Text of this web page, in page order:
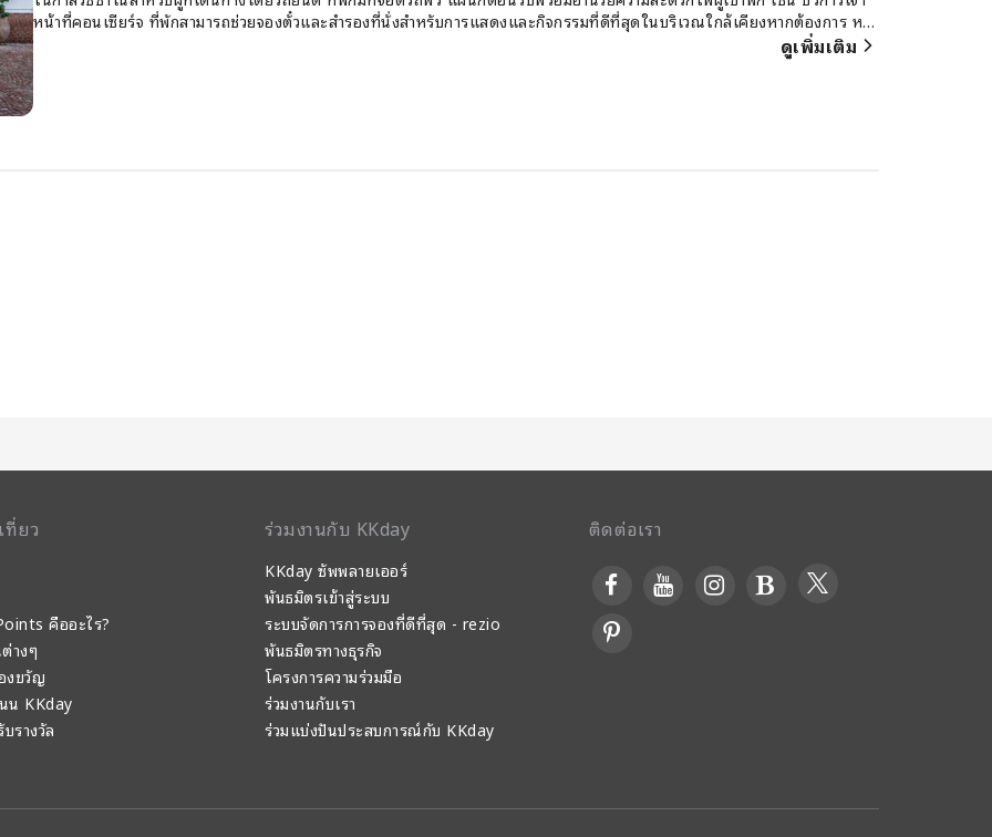
หน้าที่คอนเซียร์จ ที่พักสามารถช่วยจองตั๋วและสำรองที่นั่งสำหรับการแสดงและกิจกรรมที่ดีที่สุดในบริเวณใกล้เคียงหากต้องการ หาก
เข้าพักเป็นเวลานานหรือมีความจำเป็น ที่พักมีบริการซักรีดเพื่อให้ชุดเดินทางของคุณสะอาดพร้อมใช้งาน อยากผ่อนคลาย? ใช้เวลา
พักผ่อนให้คุ้มค่าที่สุดที่ Hotel Ristorante Donato S.R.L. ซึ่งมีบริการอำนวยความสะดวกที่สะดวกสบาย เช่น รูมเซอร์วิสเพื่อสุข
ดูเพิ่มเติม
ที่ยว
คืออะไร?
างๆ
งขวัญ
น KKday
รางวัล
ร่วมงานกับ KKday
KKday ซัพพลายเออร์
พันธมิตรเข้าสู่ระบบ
ระบบจัดการการจองที่ดีที่สุด - rezio
พันธมิตรทางธุรกิจ
โครงการความร่วมมือ
ร่วมงานกับเรา
ร่วมแบ่งปันประสบการณ์กับ KKday
ติดต่อเรา